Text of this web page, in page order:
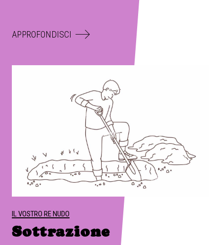
APPROFONDISCI
IL VOSTRO RE NUDO
Sottrazione